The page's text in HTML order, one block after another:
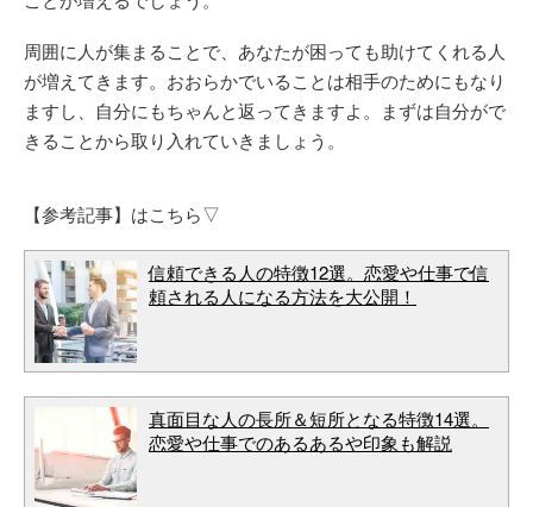
周囲に人が集まることで、あなたが困っても助けてくれる人
が増えてきます。おおらかでいることは相手のためにもなり
ますし、自分にもちゃんと返ってきますよ。まずは自分がで
きることから取り入れていきましょう。
【参考記事】はこちら▽
信頼できる人の特徴12選。恋愛や仕事で信
頼される人になる方法を大公開！
真面目な人の長所＆短所となる特徴14選。
恋愛や仕事でのあるあるや印象も解説